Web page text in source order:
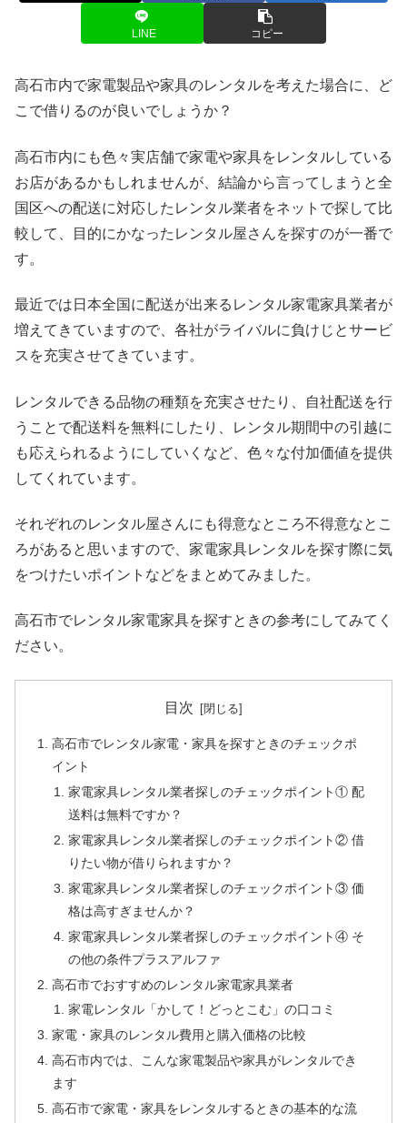
LINE コピー
高石市内で家電製品や家具のレンタルを考えた場合に、ど
こで借りるのが良いでしょうか？
高石市内にも色々実店舗で家電や家具をレンタルしている
お店があるかもしれませんが、結論から言ってしまうと全
国区への配送に対応したレンタル業者をネットで探して比
較して、目的にかなったレンタル屋さんを探すのが一番で
す。
最近では日本全国に配送が出来るレンタル家電家具業者が
増えてきていますので、各社がライバルに負けじとサービ
スを充実させてきています。
レンタルできる品物の種類を充実させたり、自社配送を行
うことで配送料を無料にしたり、レンタル期間中の引越に
も応えられるようにしていくなど、色々な付加価値を提供
してくれています。
それぞれのレンタル屋さんにも得意なところ不得意なとこ
ろがあると思いますので、家電家具レンタルを探す際に気
をつけたいポイントなどをまとめてみました。
高石市でレンタル家電家具を探すときの参考にしてみてく
ださい。
目次
高石市でレンタル家電・家具を探すときのチェックポ
イント
家電家具レンタル業者探しのチェックポイント① 配
送料は無料ですか？
家電家具レンタル業者探しのチェックポイント② 借
りたい物が借りられますか？
家電家具レンタル業者探しのチェックポイント③ 価
格は高すぎませんか？
家電家具レンタル業者探しのチェックポイント④ そ
の他の条件プラスアルファ
高石市でおすすめのレンタル家電家具業者
家電レンタル「かして！どっとこむ」の口コミ
家電・家具のレンタル費用と購入価格の比較
高石市内では、こんな家電製品や家具がレンタルでき
ます
高石市で家電・家具をレンタルするときの基本的な流